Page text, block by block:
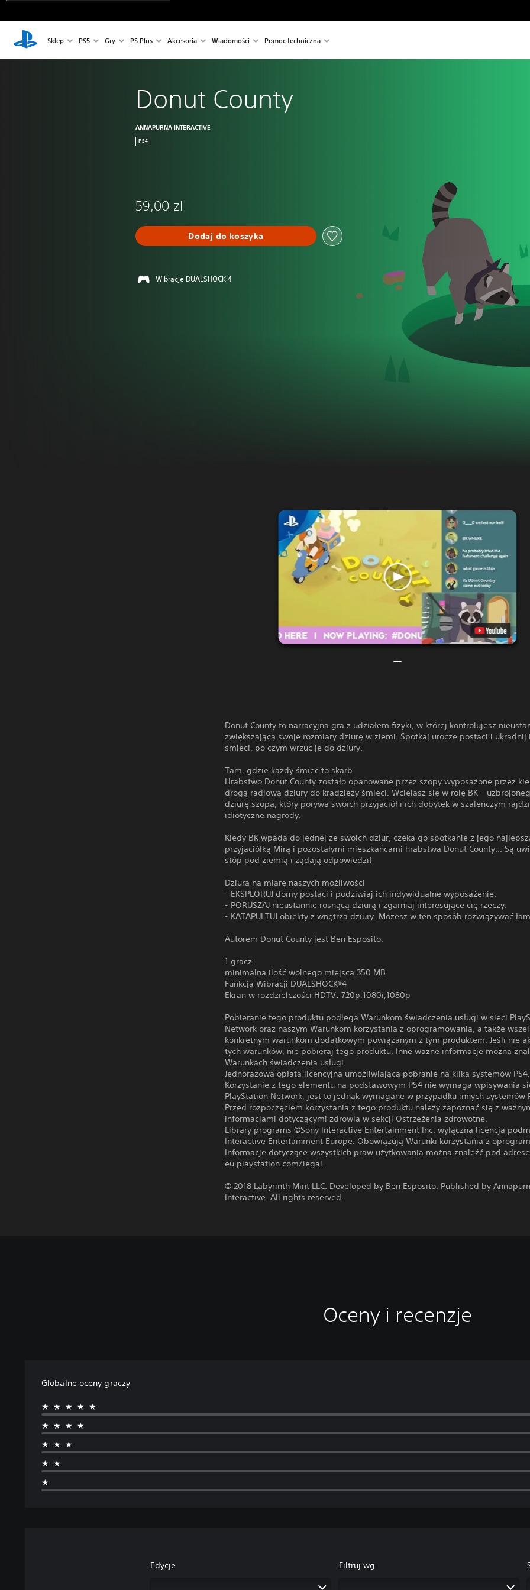
Sklep PS5 Gry PS Plus Akcesoria Wiadomości Pomoc techniczna
Donut County
ANNAPURNA INTERACTIVE
PS4
59,00 zl
Dodaj do koszyka
Wibracje DUALSHOCK 4
Donut County to narracyjna gra z udziałem fizyki, w której kontrolujesz
zwiększającą swoje rozmiary dziurę w ziemi. Spotkaj urocze postaci i ukradnij
śmieci, po czym wrzuć je do dziury.
Tam, gdzie każdy śmieć to skarb
Hrabstwo Donut County zostało opanowane przez szopy wyposażone przez
drogą radiową dziury do kradzieży śmieci. Wcielasz się w rolę BK –
dziurę szopa, który porywa swoich przyjaciół i ich dobytek w szaleńczym
idiotyczne nagrody.
Kiedy BK wpada do jednej ze swoich dziur, czeka go spotkanie z jego
przyjaciółką Mirą i pozostałymi mieszkańcami hrabstwa Donut County... Są
stóp pod ziemią i żądają odpowiedzi!
Dziura na miarę naszych możliwości
- EKSPLORUJ domy postaci i podziwiaj ich indywidualne wyposażenie.
- PORUSZAJ nieustannie rosnącą dziurą i zgarniaj interesujące cię rzeczy.
- KATAPULTUJ obiekty z wnętrza dziury. Możesz w ten sposób rozwiązywać
Autorem Donut County jest Ben Esposito.
1 gracz
minimalna ilość wolnego miejsca 350 MB
Funkcja Wibracji DUALSHOCK®4
Ekran w rozdzielczości HDTV: 720p,1080i,1080p
Pobieranie tego produktu podlega Warunkom świadczenia usługi w sieci
Network oraz naszym Warunkom korzystania z oprogramowania, a także
konkretnym warunkom dodatkowym powiązanym z tym produktem. Jeśli nie
tych warunków, nie pobieraj tego produktu. Inne ważne informacje można
Warunkach świadczenia usługi.
Jednorazowa opłata licencyjna umożliwiająca pobranie na kilka systemów PS4.
Korzystanie z tego elementu na podstawowym PS4 nie wymaga wpisywania
PlayStation Network, jest to jednak wymagane w przypadku innych systemów
Przed rozpoczęciem korzystania z tego produktu należy zapoznać się z
informacjami dotyczącymi zdrowia w sekcji Ostrzeżenia zdrowotne.
Library programs ©Sony Interactive Entertainment Inc. wyłączna licencja
Interactive Entertainment Europe. Obowiązują Warunki korzystania z
Informacje dotyczące wszystkich praw użytkowania można znaleźć pod
eu.playstation.com/legal.
© 2018 Labyrinth Mint LLC. Developed by Ben Esposito. Published by
Interactive. All rights reserved.
Oceny i recenzje
Globalne oceny graczy
★★★★★
★★★★
★★★
★★
★
Edycje Filtruj wg